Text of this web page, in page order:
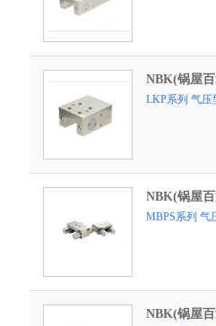
NBK(锅屋
LKP系列 气压
NBK(锅屋
MBPS系列 气
NBK(锅屋